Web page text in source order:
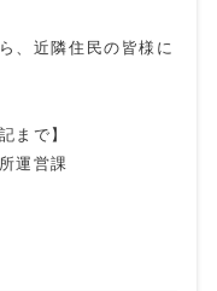
、近隣住民の皆様に
まで】
運営課